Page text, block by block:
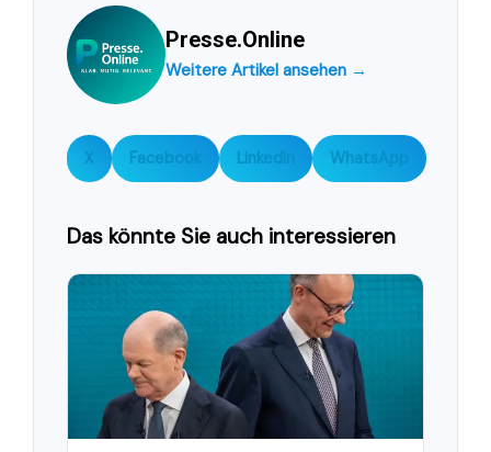
Presse.Online
Weitere Artikel ansehen →
X Facebook LinkedIn WhatsApp
Das könnte Sie auch interessieren